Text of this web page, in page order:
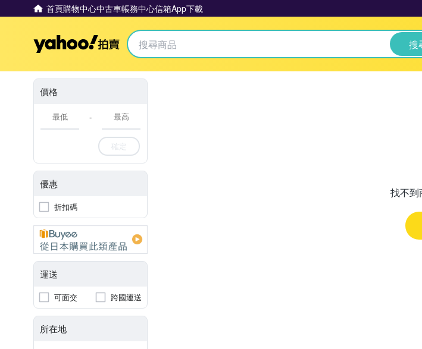
首頁購物中心中古車帳務中心信箱App下載
Yahoo拍賣 搜
價格
-
確定
優惠
折扣碼
運送
可面交 跨國運送
所在地
找不到